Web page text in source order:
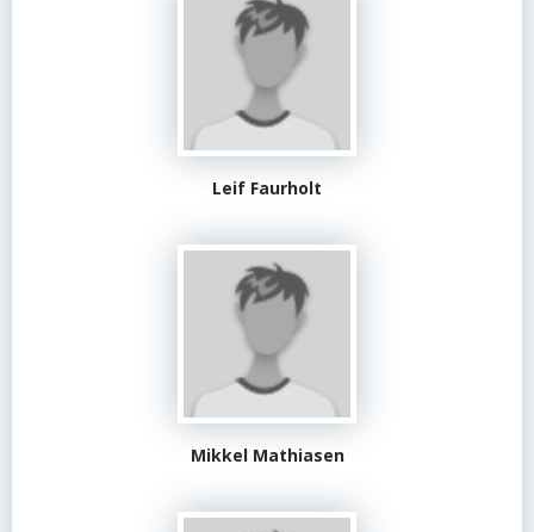
Leif Faurholt
Mikkel Mathiasen